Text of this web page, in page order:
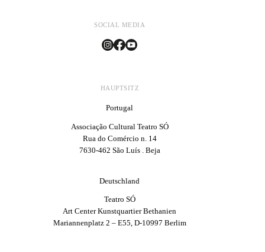
SOCIAL MEDIA
HAUPTSITZ
Portugal
Associação Cultural Teatro SÓ
Rua do Comércio n. 14
7630-462 São Luís . Beja
Deutschland
Teatro SÓ
Art Center Kunstquartier Bethanien
Mariannenplatz 2 – E55, D-10997 Berlim